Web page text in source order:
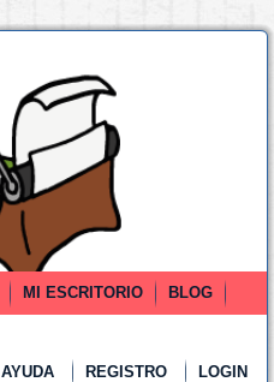
MI ESCRITORIO
BLOG
AYUDA REGISTRO LOGIN